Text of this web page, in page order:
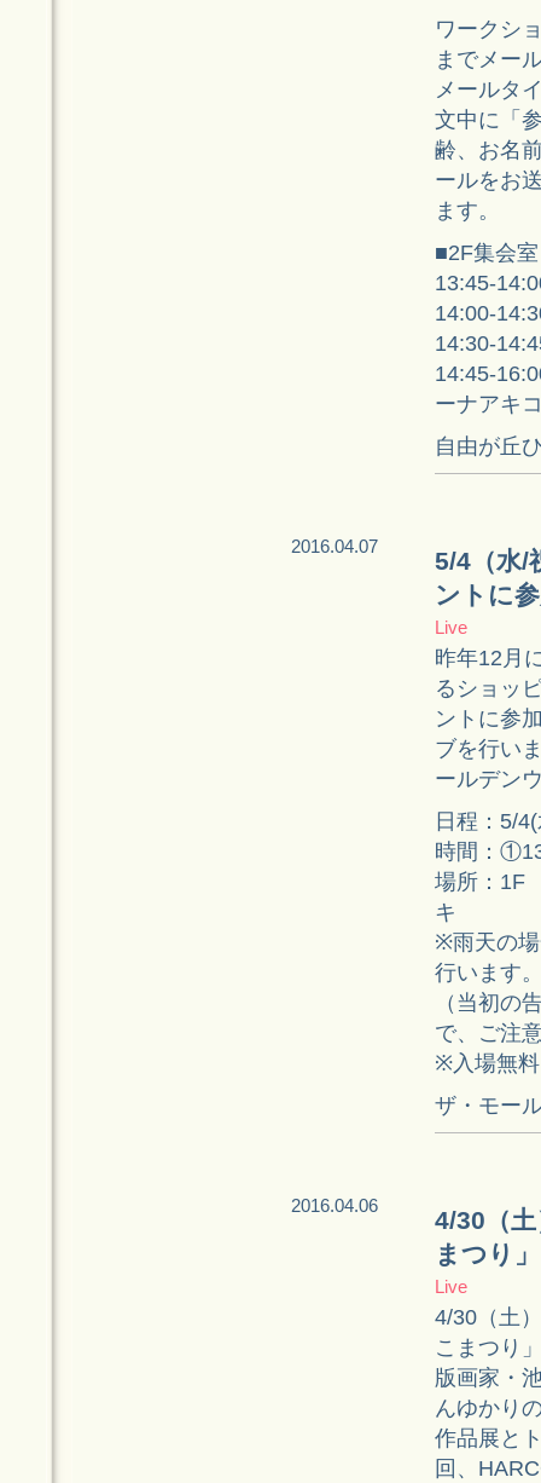
ワークシ
までメー
メールタ
文中に「
齢、お名
ールをお
ます。
■2F集会
13:45-
14:00-
14:30-
14:45-
ーナアキ
自由が丘
2016.04.07
5/4（水/
ントに
Live
昨年12月
るショッ
ントに参
ブを行い
ールデン
日程：5/
時間：
場所：1F
キ
※雨天の
行います
（当初の
で、ご注
※入場無料
ザ・モー
2016.04.06
4/30（
まつり
Live
4/30（土
こまつり
版画家・
んゆかり
作品展と
回、